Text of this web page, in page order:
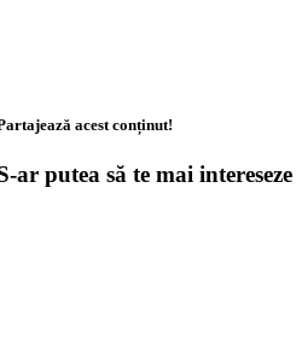
acest conținut!
ar putea să te mai intereseze